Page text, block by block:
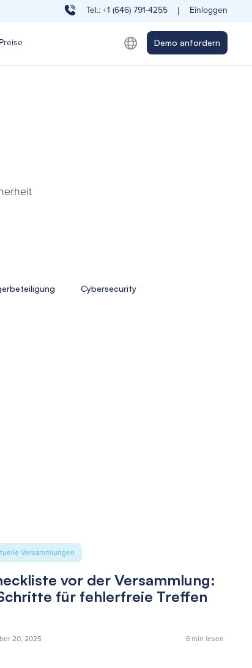
Tel.: +1 (646) 791-4255 | Einloggen
Preise Demo anfordern
Cybersecurity
Versammlungen
vor der Versammlung:
für fehlerfreie Treffen
20, 2025 6min lesen